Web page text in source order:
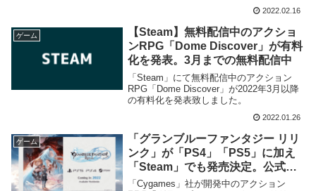
2022.02.16
ゲーム
【Steam】無料配信中のアクショ
ンRPG「Dome Discover」が有料
化を発表。3月までの無料配信中
「Steam」にて無料配信中のアクション
RPG「Dome Discover」が2022年3月以降
の有料化を発表致しました。
2022.01.26
ゲーム
「グランブルーファンタジー リリ
ンク」が「PS4」「PS5」に加え
「Steam」でも発売決定。公式サ
イトがリニューアルされ公式ツイ
「Cygames」社が開発中のアクション